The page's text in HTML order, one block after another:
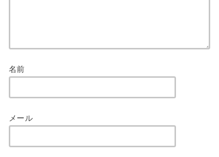
名前
メール